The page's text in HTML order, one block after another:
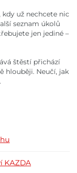
už nechcete nic
seznam úkolů
jen jediné –
štěstí přichází
hlouběji. Neučí, jak
KAZDA